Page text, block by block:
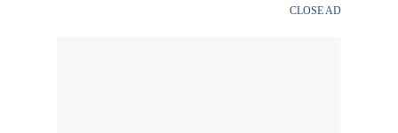
CLOSE AD